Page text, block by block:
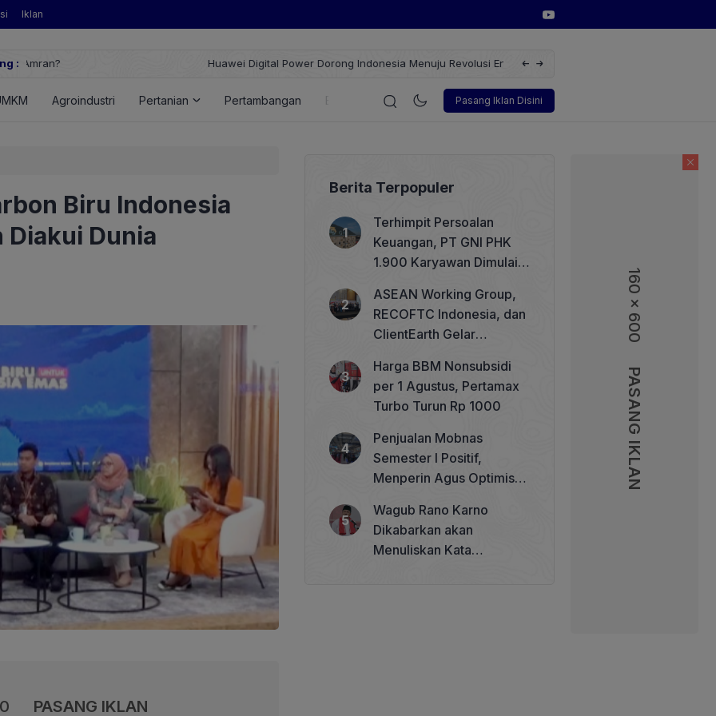
160 x 600
PASANG IKLAN
Iklan
:
Huawei Digital Power Dorong Indonesia Menuju Revolusi Energi Terbarukan dengan Solusi
Wakil Direktur Utama PT Pelindo,
Pasang Iklan Disini
Agroindustri Pertanian Pertambangan Energi Korporasi Teknologi Otomotif
Biru Indonesia
Diakui Dunia
PASANG IKLAN
Berita Terpopuler
Terhimpit Persoalan
Keuangan, PT GNI PHK
1.900 Karyawan Dimulai 5
ASEAN Working Group,
RECOFTC Indonesia, dan
ClientEarth Gelar
Memperkuat Tata Kelola
Perhutanan Sosial
Harga BBM Nonsubsidi
per 1 Agustus, Pertamax
Turbo Turun Rp 1000
Penjualan Mobnas
Semester I Positif,
Menperin Agus Optimistis
Wagub Rano Karno
Dikabarkan akan
Menuliskan Kata